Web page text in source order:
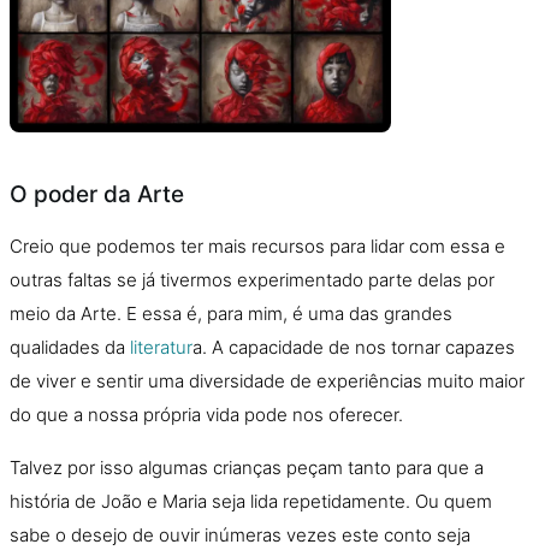
O poder da Arte
Creio que podemos ter mais recursos para lidar com essa e
outras faltas se já tivermos experimentado parte delas por
meio da Arte. E essa é, para mim, é uma das grandes
qualidades da literatura. A capacidade de nos tornar capazes
de viver e sentir uma diversidade de experiências muito maior
do que a nossa própria vida pode nos oferecer.
Talvez por isso algumas crianças peçam tanto para que a
história de João e Maria seja lida repetidamente. Ou quem
sabe o desejo de ouvir inúmeras vezes este conto seja